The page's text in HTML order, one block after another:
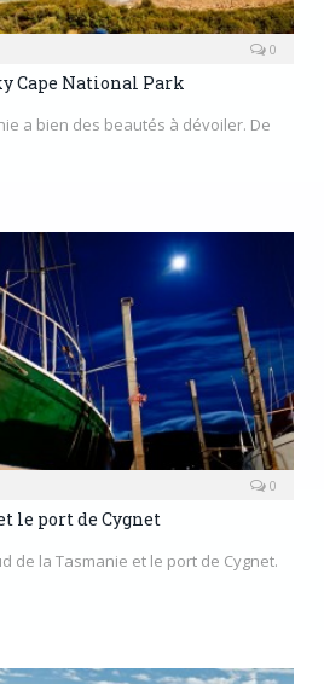
0
Cape National Park
a bien des beautés à dévoiler. De
0
le port de Cygnet
de la Tasmanie et le port de Cygnet.